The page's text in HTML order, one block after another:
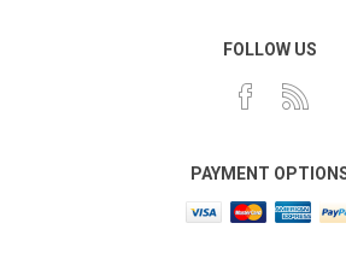
FOLLOW US
PAYMENT